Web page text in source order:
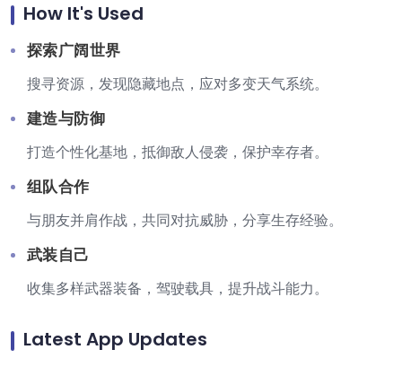
How It's Used
探索广阔世界
搜寻资源，发现隐藏地点，应对多变天气系统。
建造与防御
打造个性化基地，抵御敌人侵袭，保护幸存者。
组队合作
与朋友并肩作战，共同对抗威胁，分享生存经验。
武装自己
收集多样武器装备，驾驶载具，提升战斗能力。
Latest App Updates